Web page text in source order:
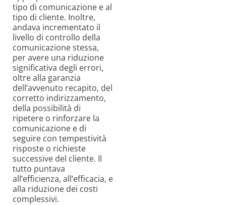
tipo di comunicazione e al
tipo di cliente. Inoltre,
andava incrementato il
livello di controllo della
comunicazione stessa,
per avere una riduzione
significativa degli errori,
oltre alla garanzia
dell’avvenuto recapito, del
corretto indirizzamento,
della possibilità di
ripetere o rinforzare la
comunicazione e di
seguire con tempestività
risposte o richieste
successive del cliente. Il
tutto puntava
all’efficienza, all’efficacia, e
alla riduzione dei costi
complessivi.